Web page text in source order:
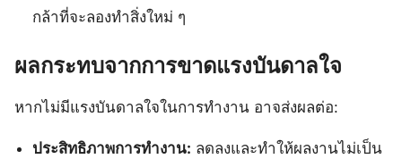
กล้าที่จะลองทำสิ่งใหม่ ๆ
ผลกระทบจากการขาดแรงบันดาลใจ
หากไม่มีแรงบันดาลใจในการทำงาน อาจส่งผลต่อ:
ประสิทธิภาพการทำงาน: ลดลงและทำให้ผลงานไม่เป็น